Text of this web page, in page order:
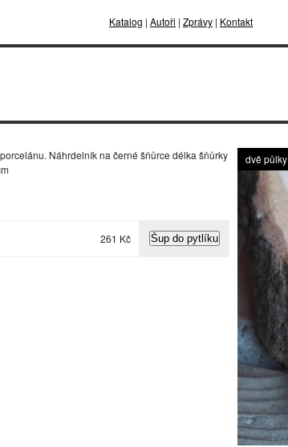
Katalog | Autoři | Zprávy | Kontakt
Náhrdelník na černé šňůrce délka šňůrky
261 Kč
dvě půlky